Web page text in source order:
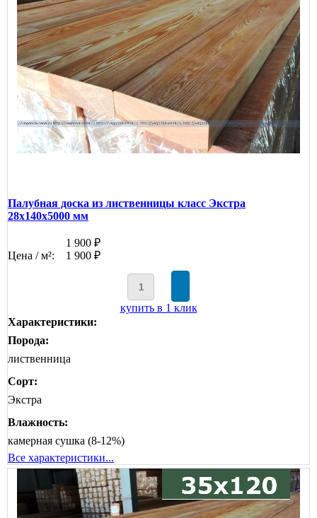
Палубная доска из лиственницы класс Экстра
28x140x5000 мм
1 900 ₽
Цена / м²:
1 900 ₽
купить в 1 клик
Характеристики:
Порода:
лиственница
Сорт:
Экстра
Влажность:
камерная сушка (8-12%)
Все характеристики...